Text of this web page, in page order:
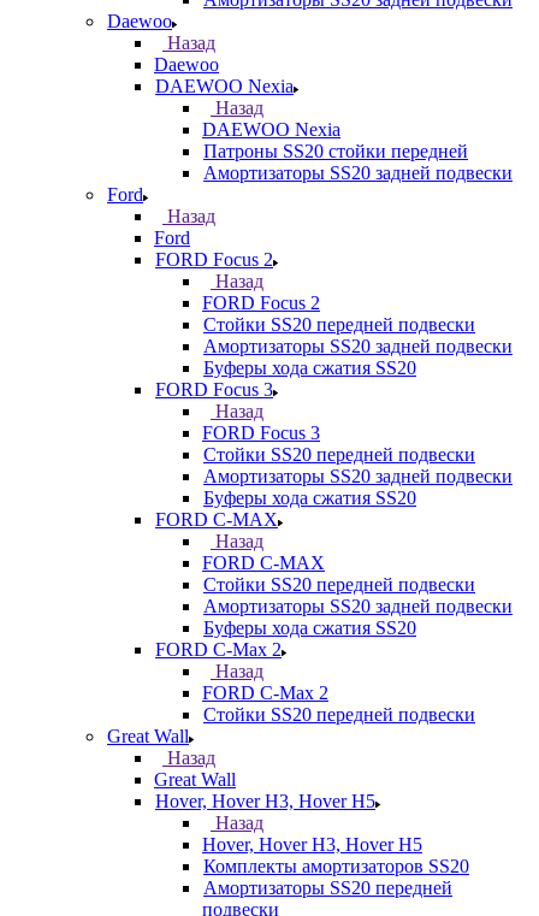
Daewoo
Назад
Daewoo
DAEWOO Nexia
Назад
DAEWOO Nexia
Патроны SS20 стойки передней
Амортизаторы SS20 задней подвески
Ford
Назад
Ford
FORD Focus 2
Назад
FORD Focus 2
Стойки SS20 передней подвески
Амортизаторы SS20 задней подвески
Буферы хода сжатия SS20
FORD Focus 3
Назад
FORD Focus 3
Стойки SS20 передней подвески
Амортизаторы SS20 задней подвески
Буферы хода сжатия SS20
FORD С-MAX
Назад
FORD С-MAX
Стойки SS20 передней подвески
Амортизаторы SS20 задней подвески
Буферы хода сжатия SS20
FORD C-Max 2
Назад
FORD C-Max 2
Стойки SS20 передней подвески
Great Wall
Назад
Great Wall
Hover, Hover H3, Hover H5
Назад
Hover, Hover H3, Hover H5
Комплекты амортизаторов SS20
Амортизаторы SS20 передней
подвески